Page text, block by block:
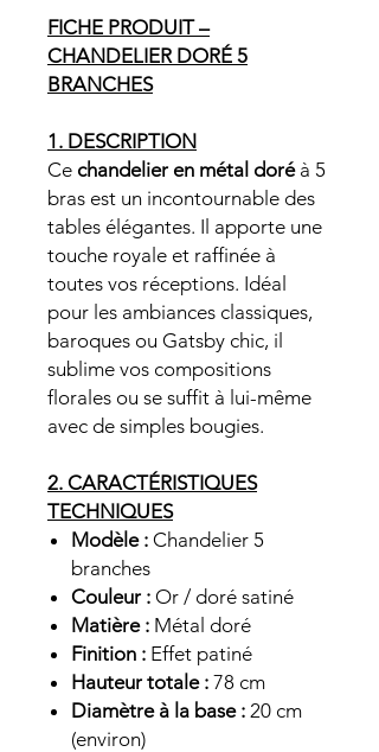
FICHE PRODUIT –
CHANDELIER DORÉ 5
BRANCHES
1. DESCRIPTION
Ce chandelier en métal doréà 5
bras est un incontournable des
tables élégantes. Il apporte une
touche royale et raffinée à
toutes vos réceptions. Idéal
pour les ambiances classiques,
baroques ou Gatsby chic, il
sublime vos compositions
florales ou se suffit à lui-même
avec de simples bougies.
2. CARACTÉRISTIQUES
TECHNIQUES
Modèle : Chandelier 5
branches
Couleur : Or / doré satiné
Matière : Métal doré
Finition : Effet patiné
Hauteur totale : 78 cm
Diamètre à la base : 20 cm
(environ)